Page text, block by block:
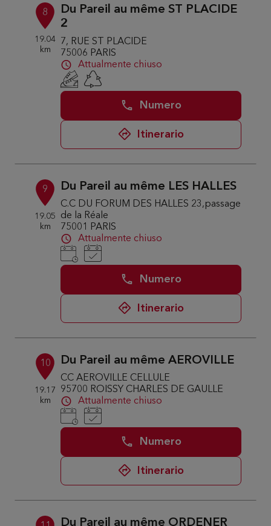
8
19.04
km
Du Pareil au même ST PLACIDE
2
7, RUE ST PLACIDE
75006 PARIS
Attualmente chiuso
Numero
Itinerario
9
19.05
km
Du Pareil au même LES HALLES
C.C DU FORUM DES HALLES 23,passage
de la Réale
75001 PARIS
Attualmente chiuso
Numero
Itinerario
10
19.17
km
Du Pareil au même AEROVILLE
CC AEROVILLE CELLULE
95700 ROISSY CHARLES DE GAULLE
Attualmente chiuso
Numero
Itinerario
Du Pareil au même ORDENER